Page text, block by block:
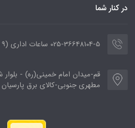
در کنار شما
025-36648104-5 ساعات اداری (9 صبح الی 14)
قم-میدان امام خمینی(ره) -
مطهری جنوبی-کالای برق پارسیان